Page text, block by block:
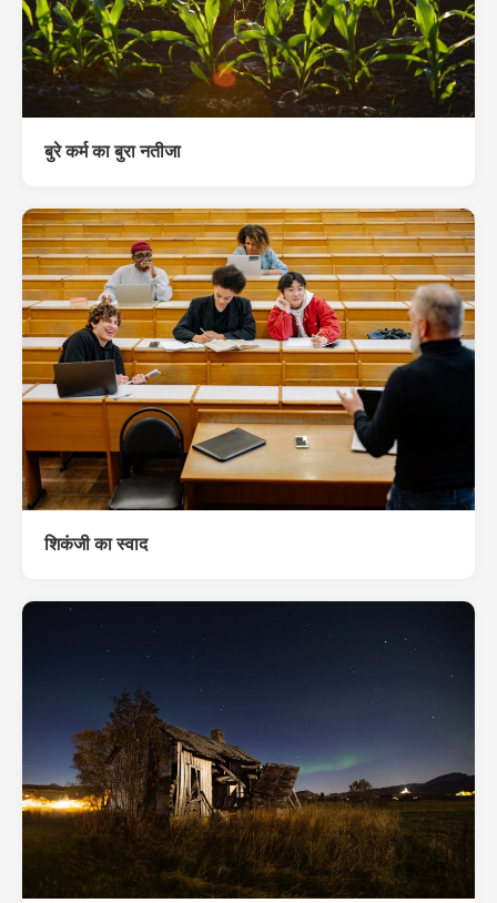
बुरे कर्म का बुरा नतीजा
शिकंजी का स्वाद